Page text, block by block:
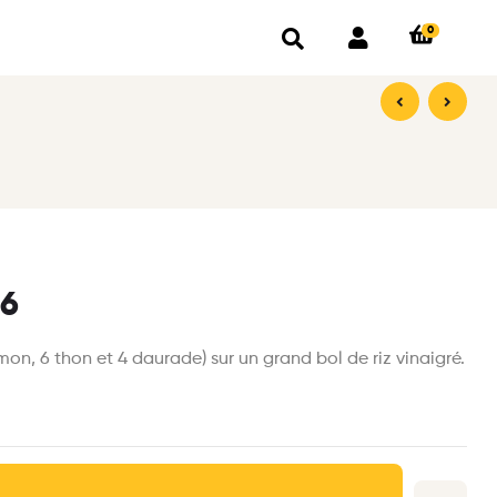
0
6 thon et 4 daurade) sur un grand bol de riz vinaigré.